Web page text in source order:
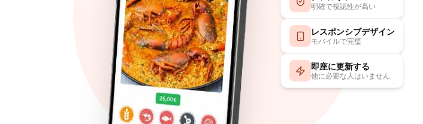
明確で視認性が高い
レスポンシブデザイン
モバイルで完璧
即座に更新する
他に必要な人はいません